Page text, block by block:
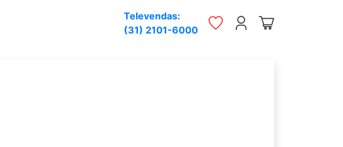
Televendas:
(31) 2101-6000